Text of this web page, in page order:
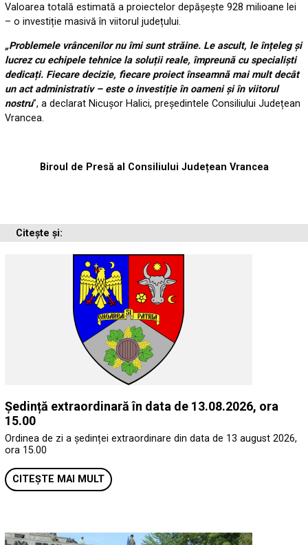
Valoarea totală estimată a proiectelor depășește 928 milioane lei
– o investiție masivă în viitorul județului.
„Problemele vrâncenilor nu îmi sunt străine. Le ascult, le înțeleg și
lucrez cu echipele tehnice la soluții reale, împreună cu specialiști
dedicați. Fiecare decizie, fiecare proiect înseamnă mai mult decât
un act administrativ – este o investiție în oameni și în viitorul
nostru”, a declarat Nicușor Halici, președintele Consiliului Județean
Vrancea.
Biroul de Presă al Consiliului Județean Vrancea
Citește și:
Ședință extraordinară în data de 13.08.2026, ora
15.00
Ordinea de zi a ședinței extraordinare din data de 13 august 2026,
ora 15.00
CITEȘTE MAI MULT